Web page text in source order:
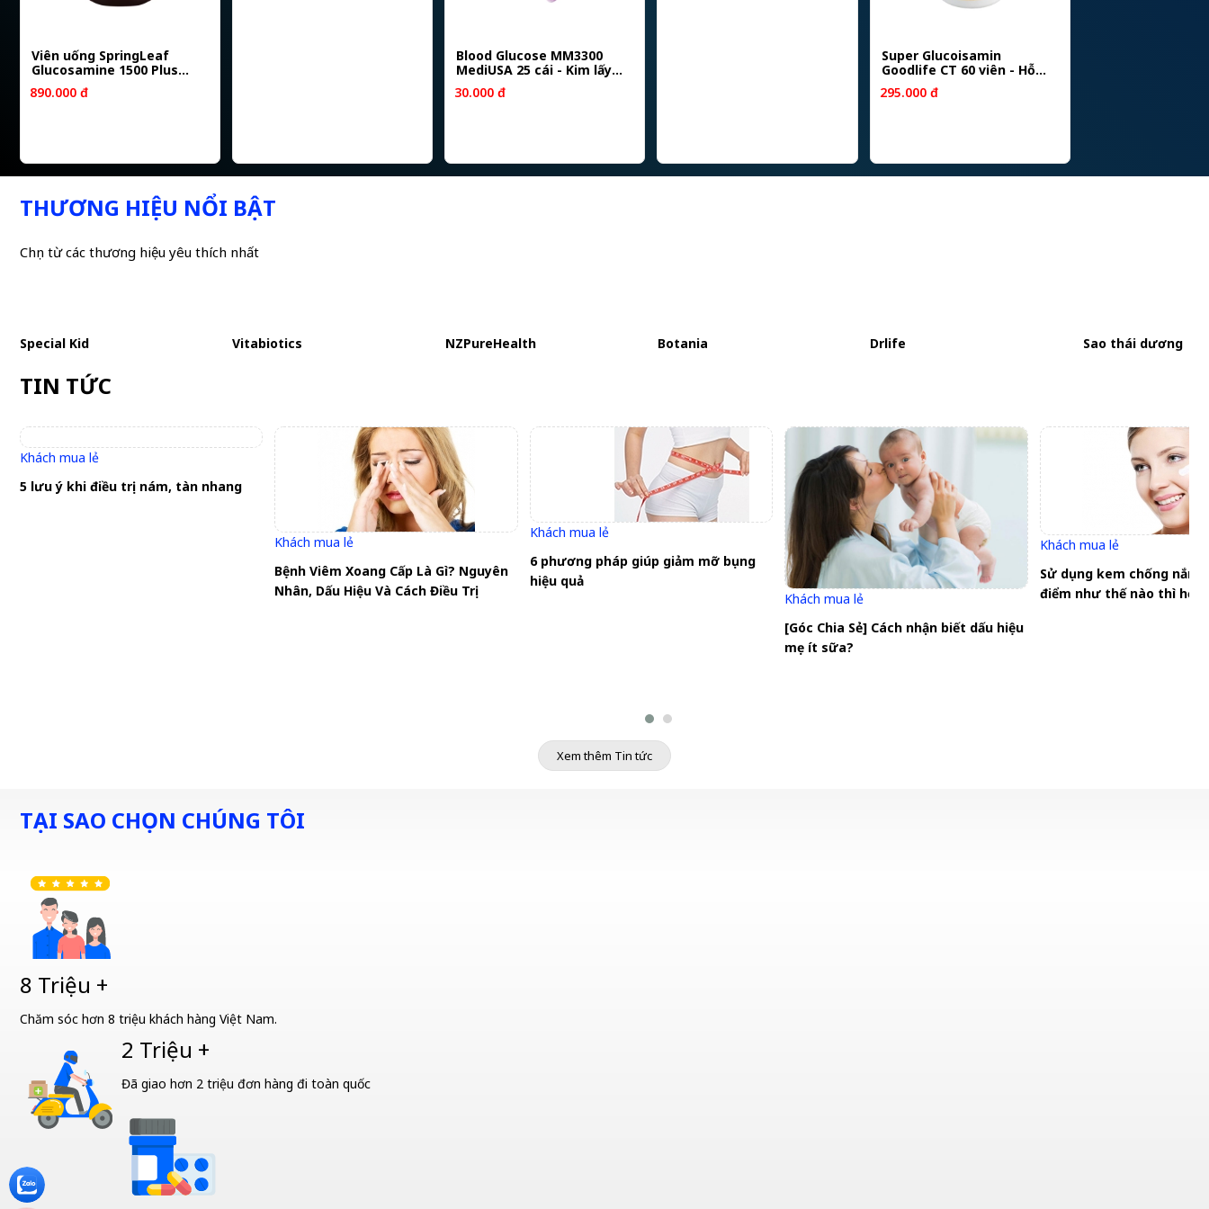
Viên uống SpringLeaf
Glucosamine 1500 Plus
Chondroitin 90 viên
890.000 đ
Blood Glucose MM3300
MediUSA 25 cái - Kim lấy
máu
30.000 đ
Super Glucoisamin
Goodlife CT 60 viên - Hỗ
trợ giảm đau xương khớp
295.000 đ
THƯƠNG HIỆU NỔI BẬT
Chọn từ các thương hiệu yêu thích nhất
Special Kid Vitabiotics NZPureHealth Botania Drlife Sao thái dương
TIN TỨC
Khách mua lẻ
5 lưu ý khi điều trị nám, tàn nhang
Khách mua lẻ
Bệnh Viêm Xoang Cấp Là Gì? Nguyên
Nhân, Dấu Hiệu Và Cách Điều Trị
Khách mua lẻ
6 phương pháp giúp giảm mỡ bụng
hiệu quả
Khách mua lẻ
[Góc Chia Sẻ] Cách nhận biết dấu hiệu
mẹ ít sữa?
Khách mua lẻ
Sử dụng kem chống
điểm như thế nào thì hợp
Xem thêm Tin tức
TẠI SAO CHỌN CHÚNG TÔI
8 Triệu +
Chăm sóc hơn 8 triệu khách hàng Việt Nam.
2 Triệu +
Đã giao hơn 2 triệu đơn hàng đi toàn quốc